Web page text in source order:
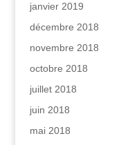
janvier 2019
décembre 2018
novembre 2018
octobre 2018
juillet 2018
juin 2018
mai 2018